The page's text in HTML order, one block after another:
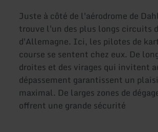
Juste à côté de l'aérodrome de
trouve l'un des plus longs circuits
d'Allemagne. Ici, les pilotes de
course se sentent chez eux. De
droites et des virages qui invitent
dépassement garantissent un
maximal. De larges zones de
offrent une grande sécurité